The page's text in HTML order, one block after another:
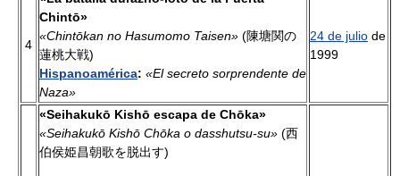
4
Chintō»
«Chintōkan no Hasumomo Taisen» (陳塘関の
蓮桃大戦)
Hispanoamérica: «El secreto sorprendente de
Naza»
24 de julio de
1999
«Seihakukō Kishō escapa de Chōka»
«Seihakukō Kishō Chōka o dasshutsu-su» (西
伯侯姫昌朝歌を脱出す)